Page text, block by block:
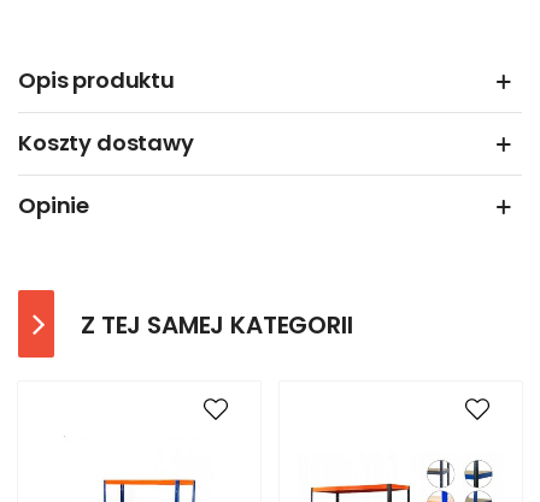
Opis produktu
Koszty dostawy
Opinie
Z TEJ SAMEJ KATEGORII